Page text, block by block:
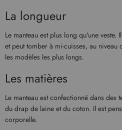
La longueur
Le manteau est plus long qu'une
et peut tomber à mi-cuisses, au
les modèles les plus longs.
Les matières
Le manteau est confectionné dans des
du drap de laine et du coton. Il est
corporelle.